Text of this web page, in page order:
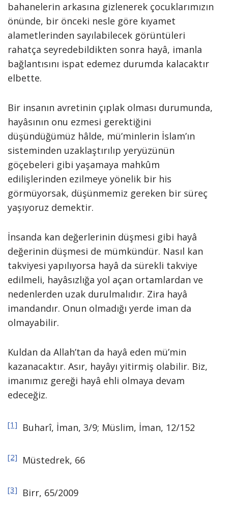
bahanelerin arkasına gizlenerek çocuklarımızın
önünde, bir önceki nesle göre kıyamet
alametlerinden sayılabilecek görüntüleri
rahatça seyredebildikten sonra hayâ, imanla
bağlantısını ispat edemez durumda kalacaktır
elbette.
Bir insanın avretinin çıplak olması durumunda,
hayâsının onu ezmesi gerektiğini
düşündüğümüz hâlde, mü’minlerin İslam’ın
sisteminden uzaklaştırılıp yeryüzünün
göçebeleri gibi yaşamaya mahkûm
edilişlerinden ezilmeye yönelik bir his
görmüyorsak, düşünmemiz gereken bir süreç
yaşıyoruz demektir.
İnsanda kan değerlerinin düşmesi gibi hayâ
değerinin düşmesi de mümkündür. Nasıl kan
takviyesi yapılıyorsa hayâ da sürekli takviye
edilmeli, hayâsızlığa yol açan ortamlardan ve
nedenlerden uzak durulmalıdır. Zira hayâ
imandandır. Onun olmadığı yerde iman da
olmayabilir.
Kuldan da Allah’tan da hayâ eden mü’min
kazanacaktır. Asır, hayâyı yitirmiş olabilir. Biz,
imanımız gereği hayâ ehli olmaya devam
edeceğiz.
[1] Buharî, İman, 3/9; Müslim, İman, 12/152
[2] Müstedrek, 66
[3] Birr, 65/2009